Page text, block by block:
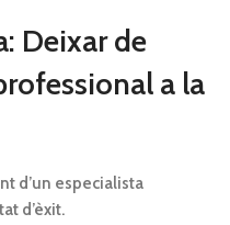
Deixar de
a la
d’un especialista
d’èxit.